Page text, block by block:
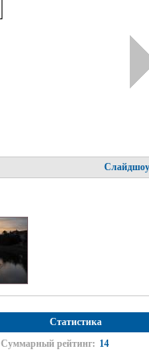
Слайдшоу
Статистика
Суммарный рейтинг: 14